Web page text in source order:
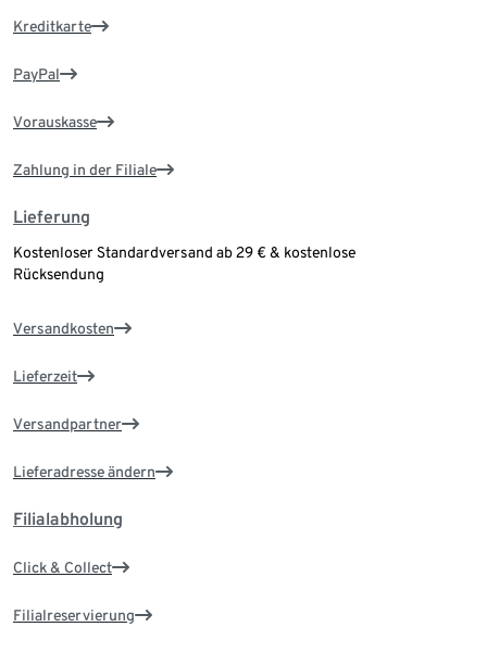
Kreditkarte
PayPal
Vorauskasse
Zahlung in der Filiale
Lieferung
Kostenloser Standardversand ab 29 € & kostenlose
Rücksendung
Versandkosten
Lieferzeit
Versandpartner
Lieferadresse ändern
Filialabholung
Click & Collect
Filialreservierung